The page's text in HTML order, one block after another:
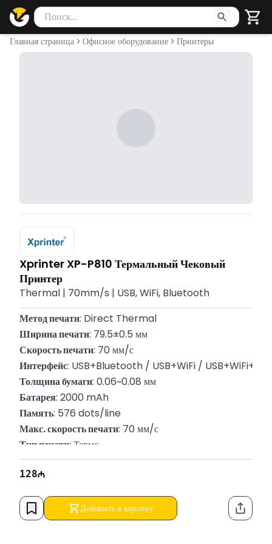
Поиск товаров
Введите минимум 2 символа для поиска. Нажмите Enter
Главная страница Офисное оборудование Принтеры
Xprinter XP-P810 Термальный Чековый
Принтер
Thermal | 70mm/s | USB, WiFi, Bluetooth
Метод печати: Direct Thermal
Ширина печати: 79.5±0.5 мм
Скорость печати: 70 мм/с
Интерфейс: USB+Bluetooth / USB+WiFi /
Толщина бумаги: 0.06~0.08 мм
Батарея: 2000 mAh
Память: 576 dots/line
Макс. скорость печати: 70 мм/с
Тип печати: Термо
Ширина бумаги: 50-80 мм
Языки программирования
128
Добавить в корзину